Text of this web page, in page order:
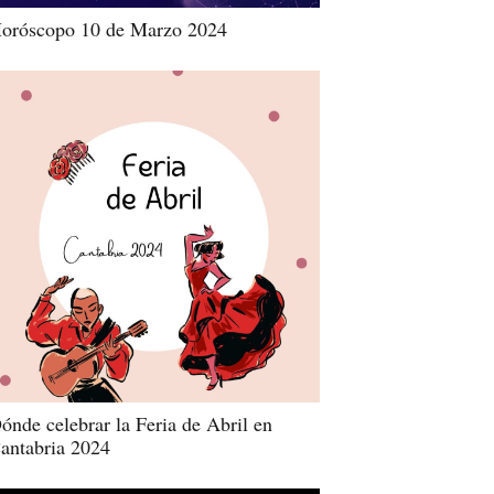
10 de Marzo 2024
celebrar la Feria de Abril en
2024